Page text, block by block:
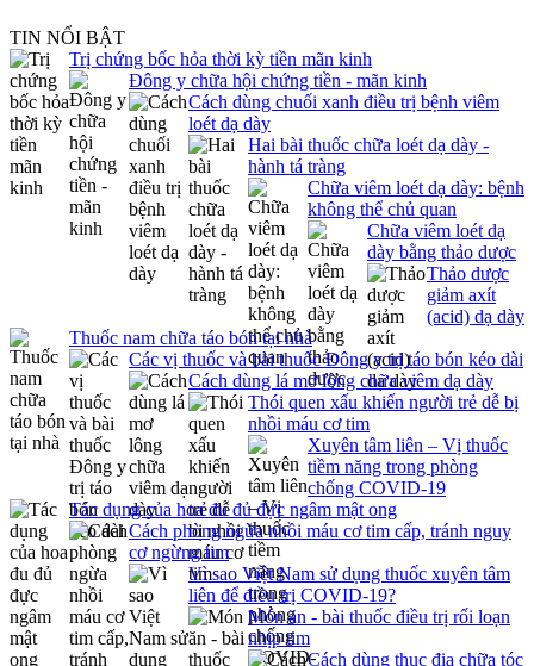
TIN NỔI BẬT
Trị chứng bốc hỏa thời kỳ tiền mãn kinh
Đông y chữa hội chứng tiền - mãn kinh
Cách dùng chuối xanh điều trị bệnh viêm
loét dạ dày
Hai bài thuốc chữa loét dạ dày -
hành tá tràng
Chữa viêm loét dạ dày: bệnh
không thể chủ quan
Chữa viêm loét dạ
dày bằng thảo dược
Thảo dược
giảm axít
(acid) dạ dày
Thuốc nam chữa táo bón tại nhà
Các vị thuốc và bài thuốc Đông y trị táo bón kéo dài
Cách dùng lá mơ lông chữa viêm dạ dày
Thói quen xấu khiến người trẻ dễ bị
nhồi máu cơ tim
Xuyên tâm liên – Vị thuốc
tiềm năng trong phòng
chống COVID-19
Tác dụng của hoa đu đủ đực ngâm mật ong
Cách phòng ngừa nhồi máu cơ tim cấp, tránh nguy
cơ ngừng tim
Vì sao Việt Nam sử dụng thuốc xuyên tâm
liên để điều trị COVID-19?
Món ăn - bài thuốc điều trị rối loạn
nhịp tim
Cách dùng thục địa chữa tóc